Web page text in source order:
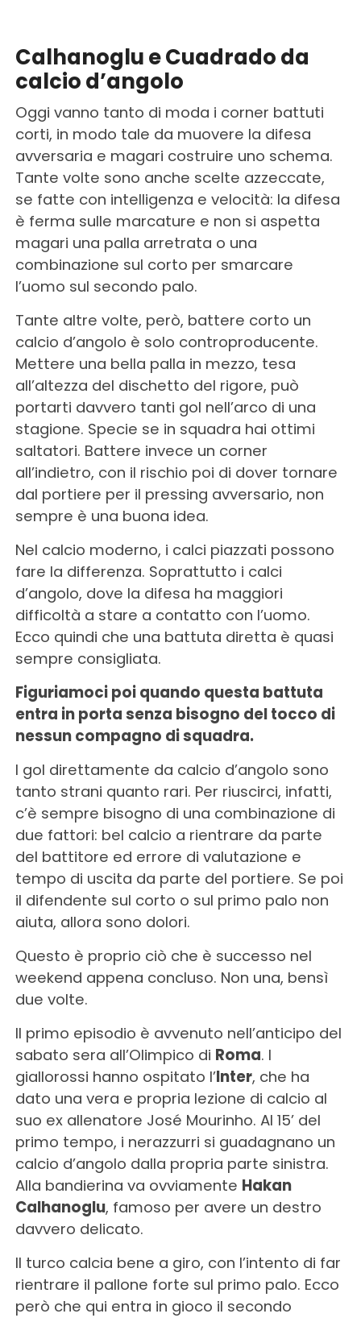
Calhanoglu e Cuadrado da
calcio d’angolo
Oggi vanno tanto di moda i corner battuti
corti, in modo tale da muovere la difesa
avversaria e magari costruire uno schema.
Tante volte sono anche scelte azzeccate,
se fatte con intelligenza e velocità: la difesa
è ferma sulle marcature e non si aspetta
magari una palla arretrata o una
combinazione sul corto per smarcare
l’uomo sul secondo palo.
Tante altre volte, però, battere corto un
calcio d’angolo è solo controproducente.
Mettere una bella palla in mezzo, tesa
all’altezza del dischetto del rigore, può
portarti davvero tanti gol nell’arco di una
stagione. Specie se in squadra hai ottimi
saltatori. Battere invece un corner
all’indietro, con il rischio poi di dover tornare
dal portiere per il pressing avversario, non
sempre è una buona idea.
Nel calcio moderno, i calci piazzati possono
fare la differenza. Soprattutto i calci
d’angolo, dove la difesa ha maggiori
difficoltà a stare a contatto con l’uomo.
Ecco quindi che una battuta diretta è quasi
sempre consigliata.
Figuriamoci poi quando questa battuta
entra in porta senza bisogno del tocco di
nessun compagno di squadra.
I gol direttamente da calcio d’angolo sono
tanto strani quanto rari. Per riuscirci, infatti,
c’è sempre bisogno di una combinazione di
due fattori: bel calcio a rientrare da parte
del battitore ed errore di valutazione e
tempo di uscita da parte del portiere. Se poi
il difendente sul corto o sul primo palo non
aiuta, allora sono dolori.
Questo è proprio ciò che è successo nel
weekend appena concluso. Non una, bensì
due volte.
Il primo episodio è avvenuto nell’anticipo del
sabato sera all’Olimpico di Roma. I
giallorossi hanno ospitato l’Inter, che ha
dato una vera e propria lezione di calcio al
suo ex allenatore José Mourinho. Al 15’ del
primo tempo, i nerazzurri si guadagnano un
calcio d’angolo dalla propria parte sinistra.
Alla bandierina va ovviamente Hakan
Calhanoglu, famoso per avere un destro
davvero delicato.
Il turco calcia bene a giro, con l’intento di far
rientrare il pallone forte sul primo palo. Ecco
però che qui entra in gioco il secondo